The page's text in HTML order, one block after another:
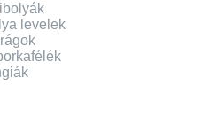
levelek